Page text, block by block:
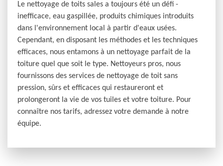
Le nettoyage de toits sales a toujours été un défi -
inefficace, eau gaspillée, produits chimiques introduits
dans l'environnement local à partir d'eaux usées.
Cependant, en disposant les méthodes et les techniques
efficaces, nous entamons à un nettoyage parfait de la
toiture quel que soit le type. Nettoyeurs pros, nous
fournissons des services de nettoyage de toit sans
pression, sûrs et efficaces qui restaureront et
prolongeront la vie de vos tuiles et votre toiture. Pour
connaître nos tarifs, adressez votre demande à notre
équipe.